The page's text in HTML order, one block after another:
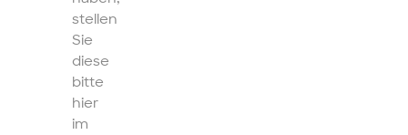
stellen
Sie
diese
bitte
hier
im